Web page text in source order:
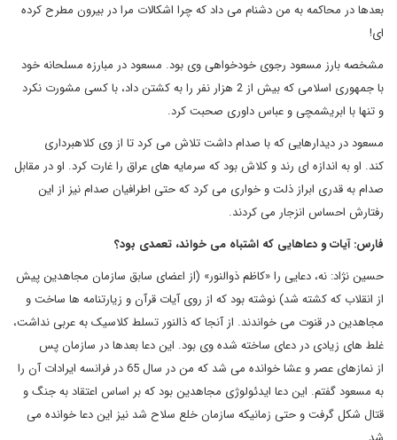
بعدها در محاکمه به من دشنام می داد که چرا اشکالات مرا در بیرون مطرح کرده
ای!
مشخصه بارز مسعود رجوی خودخواهی وی بود. مسعود در مبارزه مسلحانه خود
با جمهوری اسلامی که بیش از 2 هزار نفر را به کشتن داد، با کسی مشورت نکرد
و تنها با ابریشمچی و عباس داوری صحبت کرد.
مسعود در دیدارهایی که با صدام داشت تلاش می کرد تا از وی کلاهبرداری
کند. او به اندازه ای رند و کلاش بود که سرمایه های عراق را غارت کرد. او در مقابل
صدام به قدری ابراز ذلت و خواری می کرد که حتی اطرافیان صدام نیز از این
رفتارش احساس انزجار می کردند.
فارس: آیات و دعاهایی که اشتباه می خواند، تعمدی بود؟
حسین نژاد: نه، دعایی را «کاظم ذوالنور» (از اعضای سابق سازمان مجاهدین پیش
از انقلاب که کشته شد) نوشته بود که از روی آیات قرآن و زیارتنامه ها ساخت و
مجاهدین در قنوت می خواندند. از آنجا که ذالنور تسلط کلاسیک به عربی نداشت،
غلط های زیادی در دعای ساخته شده وی بود. این دعا بعدها در سازمان پس
از نمازهای عصر و عشا خوانده می شد که من در سال 65 در فرانسه ایرادات آن را
به مسعود گفتم. این دعا ایدئولوژی مجاهدین بود که بر اساس اعتقاد به جنگ و
قتال شکل گرفت و حتی زمانیکه سازمان خلع سلاح شد نیز این دعا خوانده می